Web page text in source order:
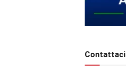
Contattaci